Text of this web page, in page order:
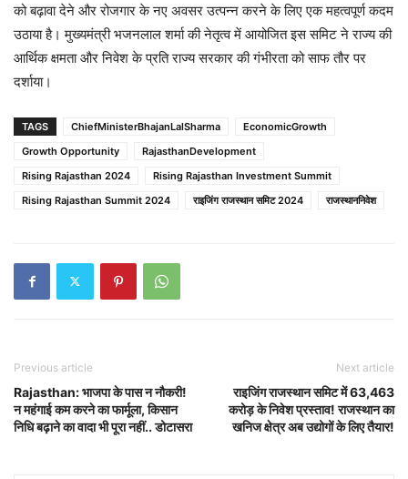
को बढ़ावा देने और रोजगार के नए अवसर उत्पन्न करने के लिए एक महत्वपूर्ण कदम
उठाया है। मुख्यमंत्री भजनलाल शर्मा की नेतृत्व में आयोजित इस समिट ने राज्य की
आर्थिक क्षमता और निवेश के प्रति राज्य सरकार की गंभीरता को साफ तौर पर
दर्शाया।
TAGS ChiefMinisterBhajanLalSharma
EconomicGrowth
Growth Opportunity
RajasthanDevelopment
Rising Rajasthan 2024
Rising Rajasthan Investment Summit
Rising Rajasthan Summit 2024
राइजिंग राजस्थान समिट 2024 राजस्थाननिवेश
Previous article
Rajasthan: भाजपा के पास न नौकरी!
न महंगाई कम करने का फार्मूला, किसान
निधि बढ़ाने का वादा भी पूरा नहीं.. डोटासरा
Next article
राइजिंग राजस्थान समिट में 63,463
करोड़ के निवेश प्रस्ताव! राजस्थान का
खनिज क्षेत्र अब उद्योगों के लिए तैयार!